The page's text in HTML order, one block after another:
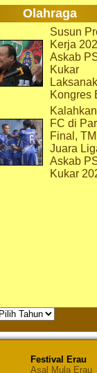
Olahraga
Susun
Kerja
Askab
Kukar
Kongres
FC di
Final,
Juara
Askab
Kukar
Festival Erau
Asal Mula Erau